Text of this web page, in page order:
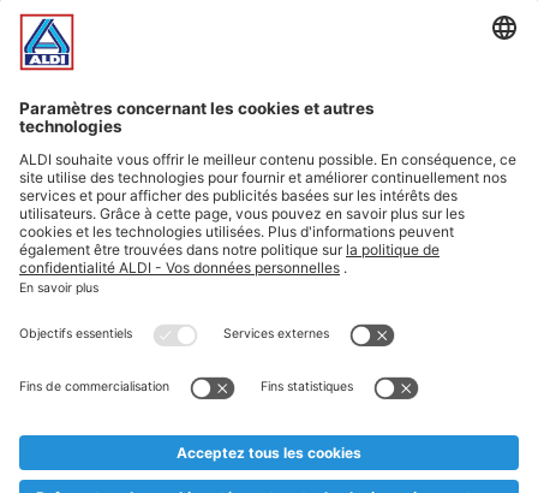
Offres
Infos essentielles
Suivez ALDI Belgique
Textes marqués d'un astérisque et mentions légales
* Nous vendons ces articles temporairement et jusqu'à
au cas où, malgré le planning bien étudié, nous serions
prématurément en rupture de stock. Prix Recupel et TVA incl.
** Sur ce site, l’utilisation de la forme masculine a été adoptée